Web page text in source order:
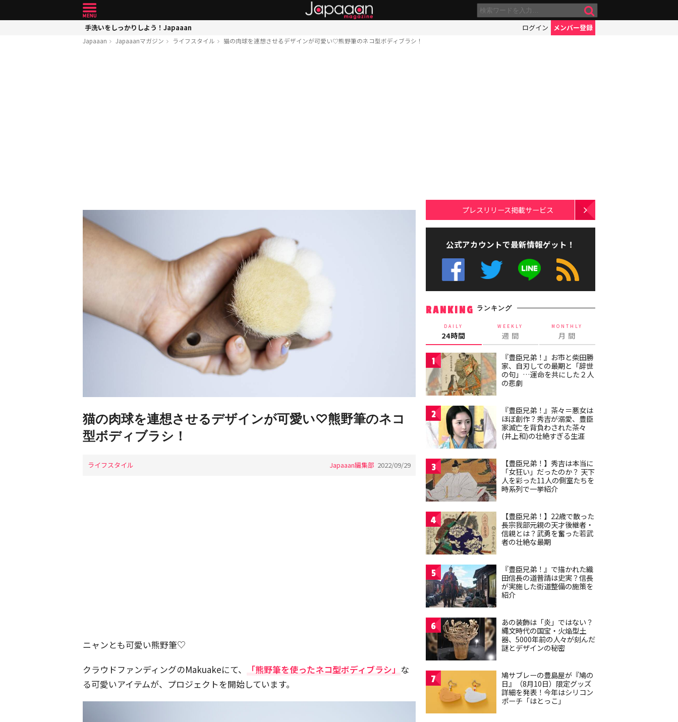
手洗いをしっかりしよう！Japaaan ログイン メンバー登録
Japaaan Japaaanマガジン ライフスタイル 猫の肉球を連想させるデザインが可愛い♡熊野筆のネコ型ボディブラシ！
猫の肉球を連想させるデザインが可愛い♡熊野筆のネコ
型ボディブラシ！
ライフスタイル Japaaan編集部 2022/09/29
ニャンとも可愛い熊野筆♡
クラウドファンディングのMakuakeにて、
「熊野筆を使ったネコ型ボディブラシ」 な
る可愛いアイテムが、プロジェクトを開始しています。
プレスリリース掲載サービス
公式アカウントで最新情報ゲット！
RANKING ランキング
DAILY
24時間
WEEKLY
週 間
MONTHLY
月 間
1
『豊臣兄弟！』お市と柴田勝
家、自刃しての最期と「辞世
の句」…運命を共にした２人
の悲劇
2
『豊臣兄弟！』茶々＝悪女は
ほぼ創作？秀吉が溺愛、豊臣
家滅亡を背負わされた茶々
(井上和)の壮絶すぎる生涯
3
【豊臣兄弟！】秀吉は本当に
「女狂い」だったのか？ 天下
人を彩った11人の側室たちを
時系列で一挙紹介
4
【豊臣兄弟！】22歳で散った
長宗我部元親の天才後継者・
信親とは？武勇を奮った若武
者の壮絶な最期
5
『豊臣兄弟！』で描かれた織
田信長の道普請は史実？信長
が実施した街道整備の施策を
紹介
6
あの装飾は「炎」ではない？
縄文時代の国宝・火焔型土
器、5000年前の人々が刻んだ
謎とデザインの秘密
7
鳩サブレーの豊島屋が『鳩の
日』（8月10日）限定グッズ
詳細を発表！今年はシリコン
ポーチ「はとっこ」